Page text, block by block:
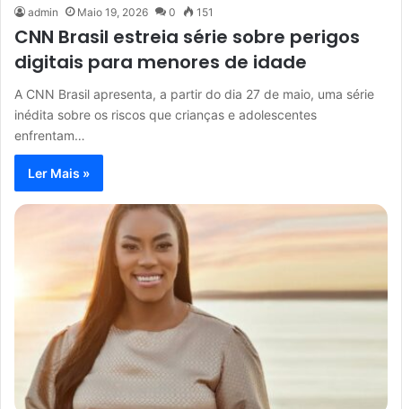
admin Maio 19, 2026 0 151
CNN Brasil estreia série sobre perigos
digitais para menores de idade
A CNN Brasil apresenta, a partir do dia 27 de maio, uma série
inédita sobre os riscos que crianças e adolescentes
enfrentam…
Ler Mais »